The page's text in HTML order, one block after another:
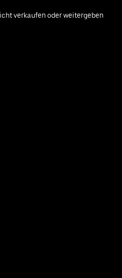
verkaufen oder weitergeben